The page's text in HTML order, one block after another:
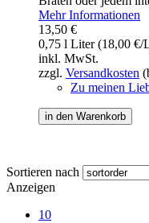
Mehr Informationen
13,50 €
0,75 l Liter (18,00 €/
inkl. MwSt.
zzgl. Versandkosten
Zu meinen
in den Warenkorb
Sortieren nach
Anzeigen
10